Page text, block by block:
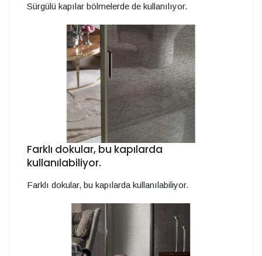
Sürgülü kapılar bölmelerde de kullanılıyor.
Farklı dokular, bu kapılarda
kullanılabiliyor.
Farklı dokular, bu kapılarda kullanılabiliyor.